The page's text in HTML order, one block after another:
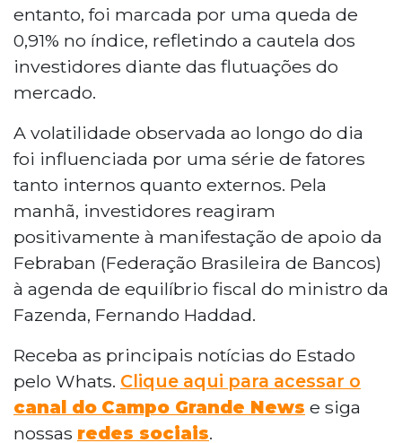
entanto, foi marcada por uma queda de
0,91% no índice, refletindo a cautela dos
investidores diante das flutuações do
mercado.
A volatilidade observada ao longo do dia
foi influenciada por uma série de fatores
tanto internos quanto externos. Pela
manhã, investidores reagiram
positivamente à manifestação de apoio da
Febraban (Federação Brasileira de Bancos)
à agenda de equilíbrio fiscal do ministro da
Fazenda, Fernando Haddad.
Receba as principais notícias do Estado
pelo Whats. Clique aqui para acessar o
canal do Campo Grande News e siga
nossas redes sociais.